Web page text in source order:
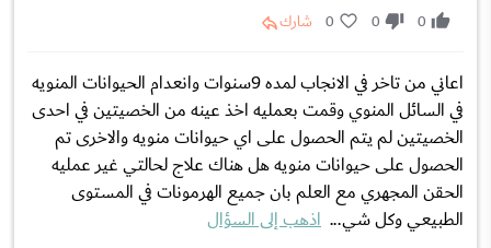
0
0
0 شارك
اعاني من تاخر في الانجاب لمده 9سنوات وانعدام الحيوانات المنويه
في السائل المنوي وقمت بعمليه اخذ عينه من الخصيتين في احدى
الخصيتين لم يتم الحصول على اي حيوانات منويه والاخرى تم
الحصول على حيوانات منويه هل هناك علاج لحالتي غير عمليه
الحقن المجهري مع العلم بان جميع الهرمونات في المستوى
الطبيعي وكل شي... اذهب إلى السؤال